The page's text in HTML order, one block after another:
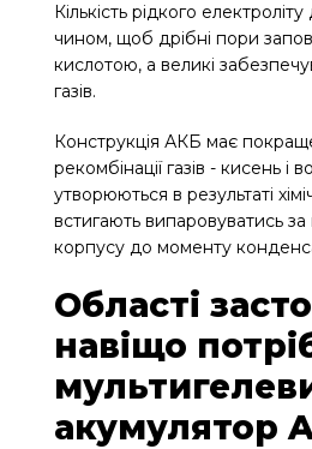
Кількість рідкого
чином, щоб дрібні пори
кислотою, а великі
газів.
Конструкція АКБ має
рекомбінації газів - кисень і
утворюються в результаті
встигають випаровуватись
корпусу до моменту
Області
навіщо
акумулятор